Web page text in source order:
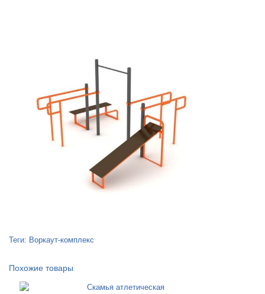
Теги: Воркаут-комплекс
Похожие товары